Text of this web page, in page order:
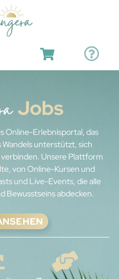
Jobs
Online-Erlebnisportal, das
unterstützt, sich
Unsere Plattform
von Online-Kursen und
und Live-Events, die alle
Bewusstseins abdecken.